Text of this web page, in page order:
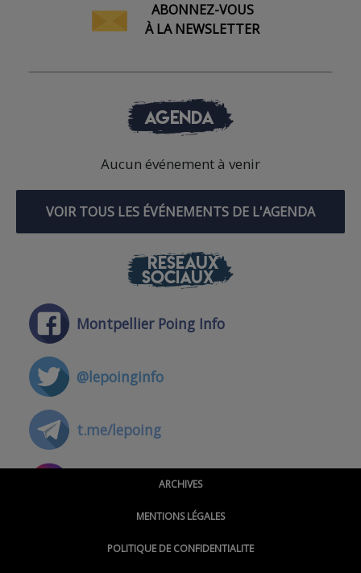
ABONNEZ-VOUS
À LA NEWSLETTER
AGENDA
Aucun événement à venir
VOIR TOUS LES ÉVÉNEMENTS DE L'AGENDA
RÉSEAUX
SOCIAUX
Montpellier Poing Info
@lepoinginfo
t.me/lepoing
@montpellierpoinginfo
ARCHIVES
MENTIONS LÉGALES
POLITIQUE DE CONFIDENTIALITE